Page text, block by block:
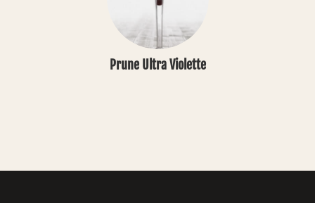
Prune Ultra Violette